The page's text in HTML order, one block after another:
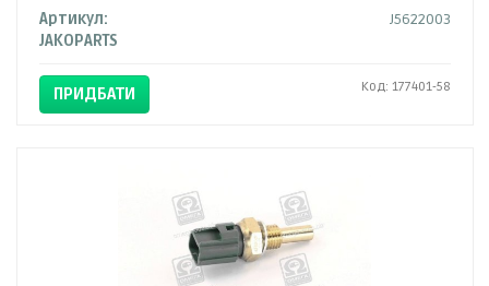
Артикул:
J5622003
JAKOPARTS
ПРИДБАТИ Код: 177401-58